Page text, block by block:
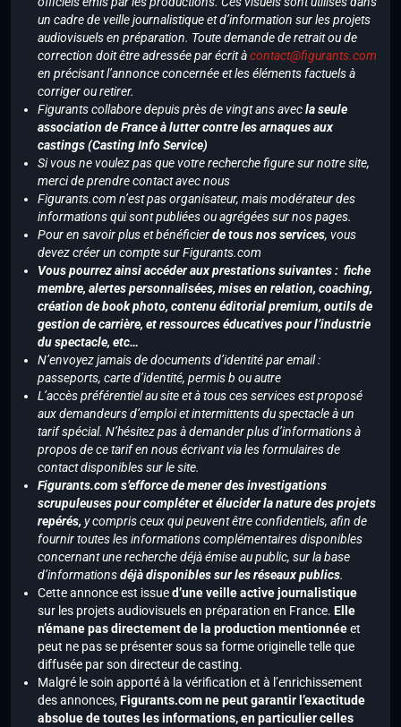
un cadre de veille journalistique et d’information sur les projets
audiovisuels en préparation. Toute demande de retrait ou de
correction doit être adressée par écrit àcontact@figurants.com
en précisant l’annonce concernée et les éléments factuels à
corriger ou retirer.
Figurants collabore depuis près de vingt ans avecla seule
association de France à lutter contre les arnaques aux
castings (Casting Info Service)
Si vous ne voulez pas que votre recherche figure sur notre site,
merci de prendre contact avec nous
Figurants.com n’est pas organisateur, mais modérateur des
informations qui sont publiées ou agrégées sur nos pages.
Pour en savoir plus et bénéficierde tous nos services, vous
devez créer un compte sur Figurants.com
Vous pourrez ainsi accéder aux prestations suivantes : fiche
membre, alertes personnalisées, mises en relation, coaching,
création de book photo, contenu éditorial premium, outils de
gestion de carrière, et ressources éducatives pour l’industrie
du spectacle, etc…
N’envoyez jamais de documents d’identité par email :
passeports, carte d’identité, permis b ou autre
L’accès préférentiel au site et à tous ces services est proposé
aux demandeurs d’emploi et intermittents du spectacle à un
tarif spécial. N’hésitez pas à demander plus d’informations à
propos de ce tarif en nous écrivant via les formulaires de
contact disponibles sur le site.
Figurants.com s’efforce de mener des investigations
scrupuleuses pour compléter et élucider la nature des projets
repérés, y compris ceux qui peuvent être confidentiels, afin de
fournir toutes les informations complémentaires disponibles
concernant une recherche déjà émise au public, sur la base
d’informationsdéjà disponibles sur les réseaux publics.
Cette annonce est issued’une veille active journalistique
sur les projets audiovisuels en préparation en France. Elle
n’émane pas directement de la production mentionnéeet
peut ne pas se présenter sous sa forme originelle telle que
diffusée par son directeur de casting.
Malgré le soin apporté à la vérification et à l’enrichissement
des annonces,Figurants.com ne peut garantir l’exactitude
absolue de toutes les informations, en particulier celles